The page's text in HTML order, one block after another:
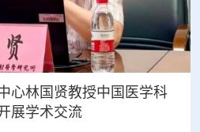
心林国贤教授中国医学科
展学术交流